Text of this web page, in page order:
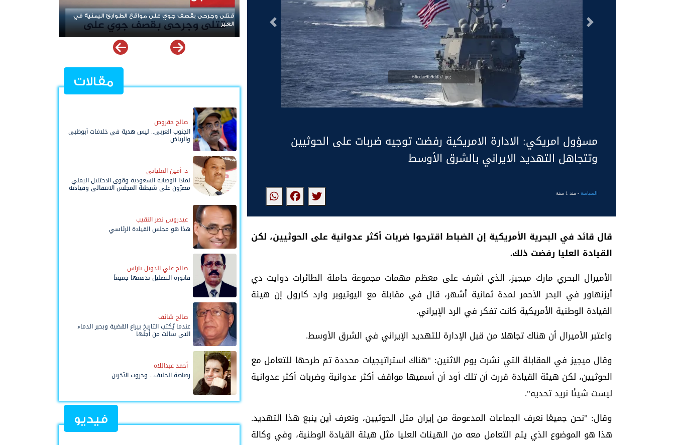
66cdae9b9ddb7.jpg
التالى السابق
مسؤول امريكي: الادارة الامريكية رفضت توجيه ضربات على الحوثيين
وتتجاهل التهديد الايراني بالشرق الأوسط
السياسة- منذ 1 سنة
قال قائد في البحرية الأمريكية إن الضباط اقترحوا ضربات أكثر عدوانية على الحوثيين، لكن
القيادة العليا رفضت ذلك.
الأميرال البحري مارك ميجيز، الذي أشرف على معظم مهمات مجموعة حاملة الطائرات دوايت دي
أيزنهاور في البحر الأحمر لمدة ثمانية أشهر، قال في مقابلة مع اليوتيوبر وارد كارول إن هيئة
القيادة الوطنية الأمريكية كانت تفكر في الرد الإيراني.
واعتبر الأميرال أن هناك تجاهلا من قبل الإدارة للتهديد الإيراني في الشرق الأوسط.
وقال ميجيز في المقابلة التي نشرت يوم الاثنين: "هناك استراتيجيات محددة تم طرحها للتعامل مع
الحوثيين، لكن هيئة القيادة قررت أن تلك أود أن أسميها مواقف أكثر عدوانية وضربات أكثر عدوانية
ليست شيئًا نريد تحديه".
وقال: "نحن جميعًا نعرف الجماعات المدعومة من إيران مثل الحوثيين، ونعرف أين ينبع هذا التهديد.
هذا هو الموضوع الذي يتم التعامل معه من الهيئات العليا مثل هيئة القيادة الوطنية، وفي وكالة
قتلى وجرحى بقصف جوي على مواقع الطوارئ اليمنية في
العبر
إيران ومحورها.. من "نصرة فلسطين" إلى إشعال أزمات المنطقة
مقالات
صالح حقروص
الجنوب العربي.. ليس هدية في خلافات أبوظبي
والرياض
د. أمين العلياني
لماذا الوصاية السعودية وقوى الاحتلال اليمني
مصرّون على شيطنة المجلس الانتقالي وقيادته
عيدروس نصر النقيب
هذا هو مجلس القيادة الرئاسي
صالح علي الدويل باراس
فاتورة التضليل ندفعها جميعاً
صالح شائف
عندما يُكتب التاريخ بيراع القضية وبحبر الدماء
التي سالت من أجلها
أحمد عبداللاه
رصاصة الحليف... وحروب الآخرين
فيديو